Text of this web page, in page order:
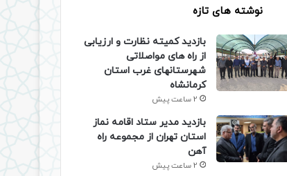
نوشته های تازه
بازدید کمیته نظارت و ارزیابی
از راه های مواصلاتی
شهرستانهای غرب استان
کرمانشاه
2 ساعت پیش
بازدید مدیر ستاد اقامه نماز
استان تهران از مجموعه راه
آهن
2 ساعت پیش